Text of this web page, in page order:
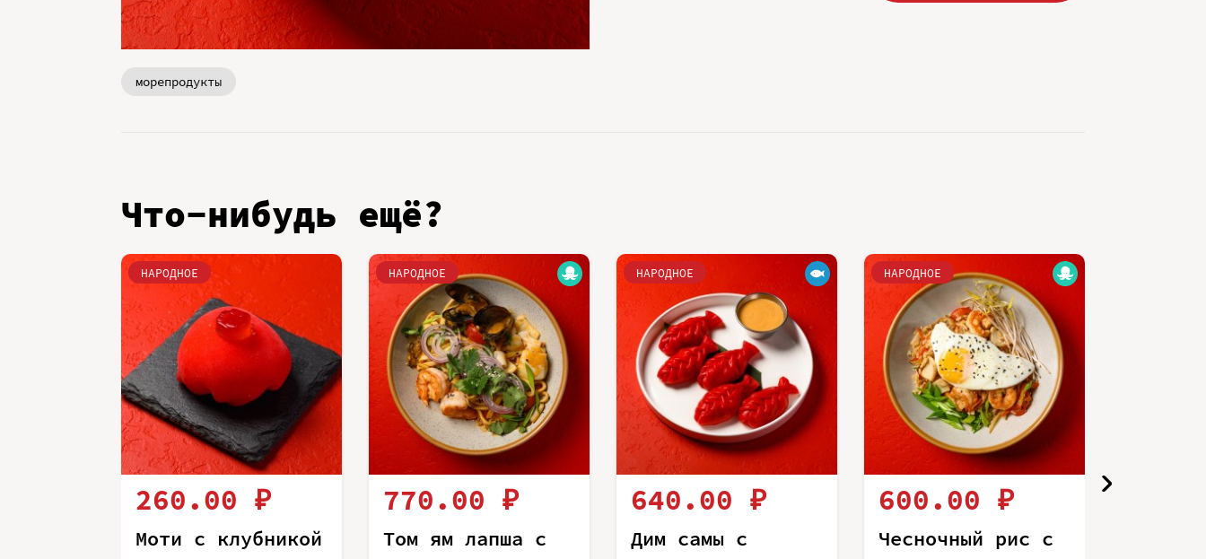
морепродукты
Что-нибудь ещё?
НАРОДНОЕ
260.00 ₽
Моти с клубникой
НАРОДНОЕ
770.00 ₽
Том ям лапша с
НАРОДНОЕ
640.00 ₽
Дим самы с
НАРОДНОЕ
600.00 ₽
Чесночный рис с